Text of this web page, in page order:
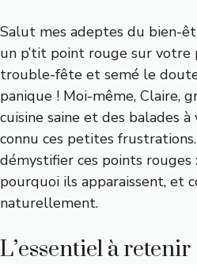
Salut mes adeptes du bien-
un p’tit point rouge sur votre
trouble-fête et semé le
panique ! Moi-même, Claire,
cuisine saine et des balades à
connu ces petites
démystifier ces points
pourquoi ils apparaissent, et
naturellement.
L’essentiel à retenir